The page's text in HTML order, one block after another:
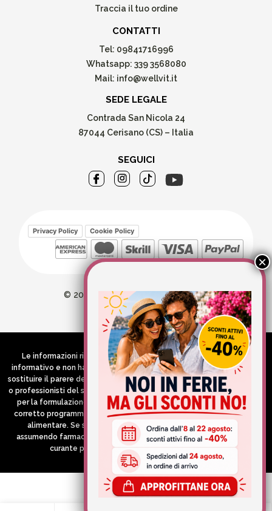
Traccia il tuo ordine
CONTATTI
Tel: 09841716996
Whatsapp: 339 3568080
Mail: info@wellvit.it
SEDE LEGALE
Contrada San Nicola 24
87044 Cerisano (CS) – Italia
SEGUICI
Privacy Policy Cookie Policy
© 2026 Wellvit All Rights Reserved
Credits: Aries comunica
Le informazioni riportate nel Sito hanno esclusivamente scopo
informativo e non hanno in alcun modo né la pretesa né l’obiettivo di
sostituire il parere del medico e/o specialista, di altri operatori sanitari
o professionisti del settore che devono in ogni caso essere contattati
per la formulazione di una diagnosi o l’indicazione di un eventuale
corretto programma terapeutico e/o dietetico e/o di integrazione
alimentare. Se si è in gravidanza, in allattamento o si stanno
assumendo farmaci in terapia cronica, consultare il proprio medico
curante prima di assumere qualsiasi integratore.